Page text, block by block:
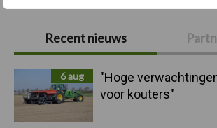
Primaire
Sidebar
Recent nieuws
6 aug
"Hoge
voor kouters"